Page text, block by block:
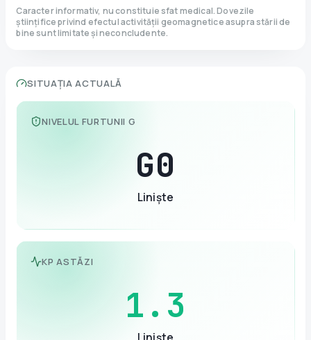
Caracter informativ, nu constituie sfat medical. Dovezile
științifice privind efectul activității geomagnetice asupra stării de
bine sunt limitate și neconcludente.
SITUAȚIA ACTUALĂ
NIVELUL FURTUNII G
G0
Liniște
KP ASTĂZI
1.3